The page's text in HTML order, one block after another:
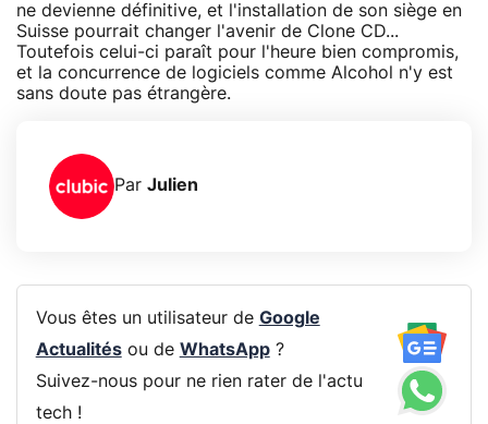
ne devienne définitive, et l'installation de son siège en
Suisse pourrait changer l'avenir de Clone CD...
Toutefois celui-ci paraît pour l'heure bien compromis,
et la concurrence de logiciels comme Alcohol n'y est
sans doute pas étrangère.
Par Julien
Vous êtes un utilisateur de Google
Actualitésou de WhatsApp?
Suivez-nous pour ne rien rater de l'actu
tech !